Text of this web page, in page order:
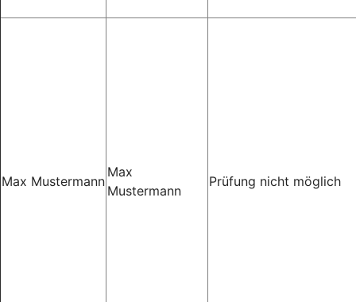
Max Mustermann
Max
Mustermann
Prüfung nicht möglich